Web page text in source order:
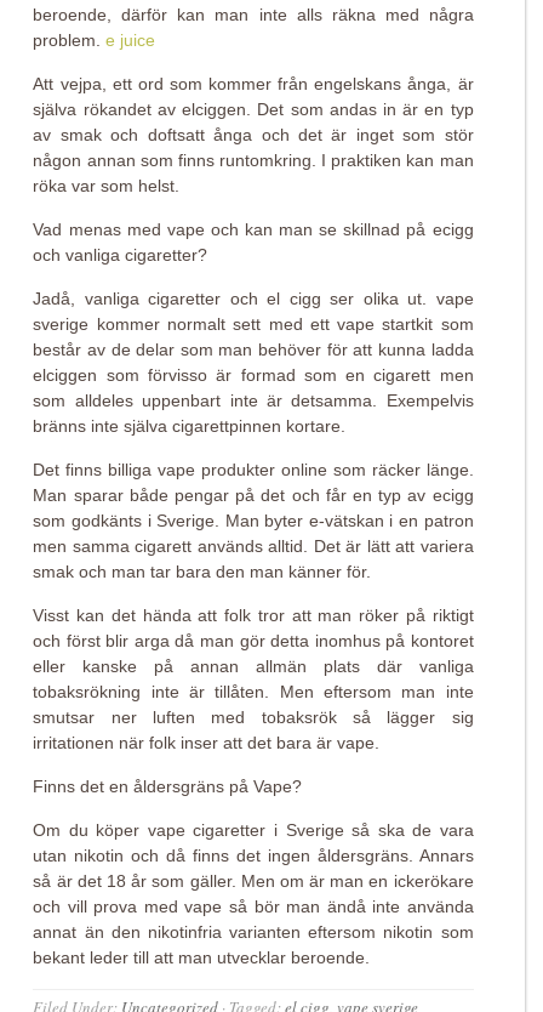
beroende, därför kan man inte alls räkna med några
problem.e juice
Att vejpa, ett ord som kommer från engelskans ånga, är
själva rökandet av elciggen. Det som andas in är en typ
av smak och doftsatt ånga och det är inget som stör
någon annan som finns runtomkring. I praktiken kan man
röka var som helst.
Vad menas med vape och kan man se skillnad på ecigg
och vanliga cigaretter?
Jadå, vanliga cigaretter och el cigg ser olika ut. vape
sverige kommer normalt sett med ett vape startkit som
består av de delar som man behöver för att kunna ladda
elciggen som förvisso är formad som en cigarett men
som alldeles uppenbart inte är detsamma. Exempelvis
bränns inte själva cigarettpinnen kortare.
Det finns billiga vape produkter online som räcker länge.
Man sparar både pengar på det och får en typ av ecigg
som godkänts i Sverige. Man byter e-vätskan i en patron
men samma cigarett används alltid. Det är lätt att variera
smak och man tar bara den man känner för.
Visst kan det hända att folk tror att man röker på riktigt
och först blir arga då man gör detta inomhus på kontoret
eller kanske på annan allmän plats där vanliga
tobaksrökning inte är tillåten. Men eftersom man inte
smutsar ner luften med tobaksrök så lägger sig
irritationen när folk inser att det bara är vape.
Finns det en åldersgräns på Vape?
Om du köper vape cigaretter i Sverige så ska de vara
utan nikotin och då finns det ingen åldersgräns. Annars
så är det 18 år som gäller. Men om är man en ickerökare
och vill prova med vape så bör man ändå inte använda
annat än den nikotinfria varianten eftersom nikotin som
bekant leder till att man utvecklar beroende.
Filed Under: Uncategorized · Tagged:el cigg, vape sverige